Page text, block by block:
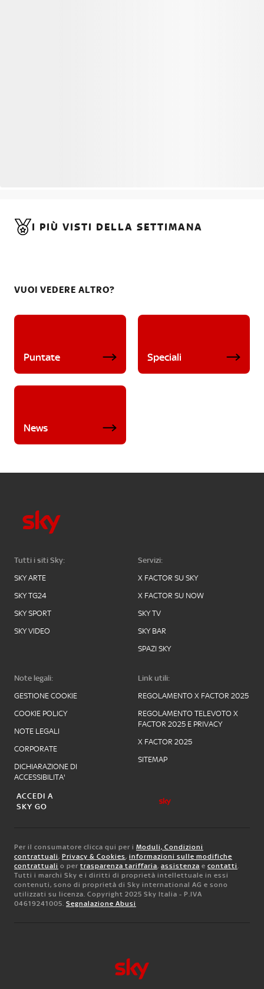
I PIÙ VISTI DELLA SETTIMANA
VUOI VEDERE ALTRO?
Puntate Speciali
News
Tutti i siti Sky:
SKY ARTE
SKY TG24
SKY SPORT
SKY VIDEO
Servizi:
X FACTOR SU SKY
X FACTOR SU NOW
SKY TV
SKY BAR
SPAZI SKY
Note legali:
GESTIONE COOKIE
COOKIE POLICY
NOTE LEGALI
CORPORATE
DICHIARAZIONE DI
ACCESSIBILITA'
Link utili:
REGOLAMENTO X FACTOR 2025
REGOLAMENTO TELEVOTO X
FACTOR 2025 E PRIVACY
X FACTOR 2025
SITEMAP
ACCEDI A
SKY GO
Per il consumatore clicca qui per i Moduli, Condizioni
contrattuali, Privacy & Cookies, informazioni sulle modifiche
contrattuali o per trasparenza tariffaria, assistenza e contatti.
Tutti i marchi Sky e i diritti di proprietà intellettuale in essi
contenuti, sono di proprietà di Sky international AG e sono
utilizzati su licenza. Copyright 2025 Sky Italia - P.IVA
04619241005. Segnalazione Abusi